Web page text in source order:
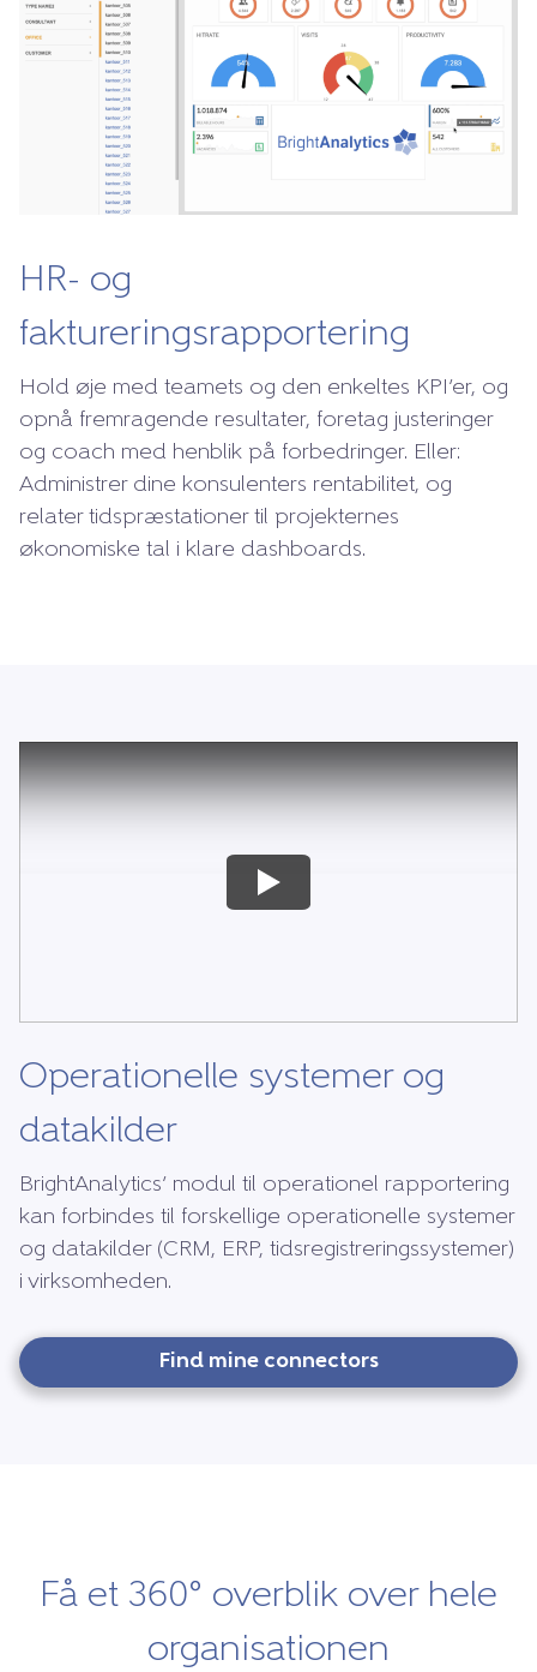
HR- og
faktureringsrapportering
Hold øje med teamets og den enkeltes KPI’er, og
opnå fremragende resultater, foretag justeringer
og coach med henblik på forbedringer. Eller:
Administrer dine konsulenters rentabilitet, og
relater tidspræstationer til projekternes
økonomiske tal i klare dashboards.
Operationelle systemer og
datakilder
BrightAnalytics’ modul til operationel rapportering
kan forbindes til forskellige operationelle systemer
og datakilder (CRM, ERP, tidsregistreringssystemer)
i virksomheden.
Find mine connectors
Få et 360° overblik over hele
organisationen